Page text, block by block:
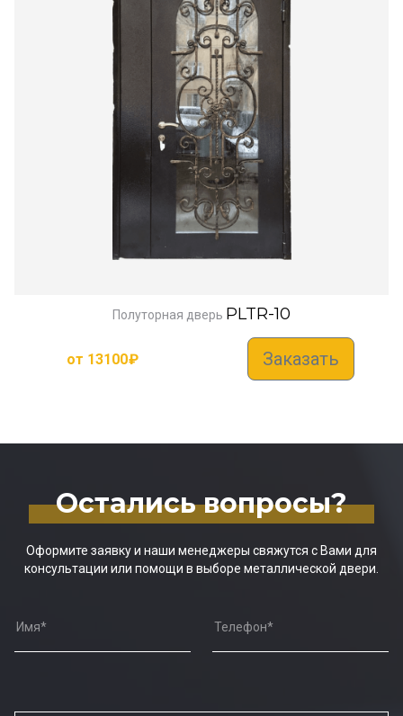
Полуторная дверь PLTR-10
от 13100₽ Заказать
Остались вопросы?
Оформите заявку и наши менеджеры свяжутся с Вами для
консультации или помощи в выборе металлической двери.